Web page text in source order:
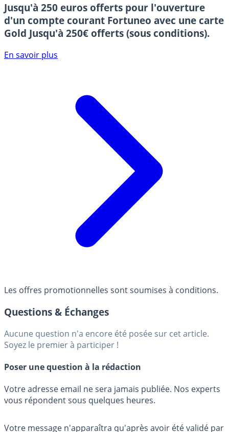
Jusqu'à 250 euros offerts pour l'ouverture
d'un compte courant Fortuneo avec une carte
Gold Jusqu'à 250€ offerts (sous conditions).
En savoir plus
Les offres promotionnelles sont soumises à conditions.
Questions & Échanges
Aucune question n'a encore été posée sur cet article.
Soyez le premier à participer !
Poser une question à la rédaction
Votre adresse email ne sera jamais publiée. Nos experts
vous répondent sous quelques heures.
Votre message n'apparaîtra qu'après avoir été validé par